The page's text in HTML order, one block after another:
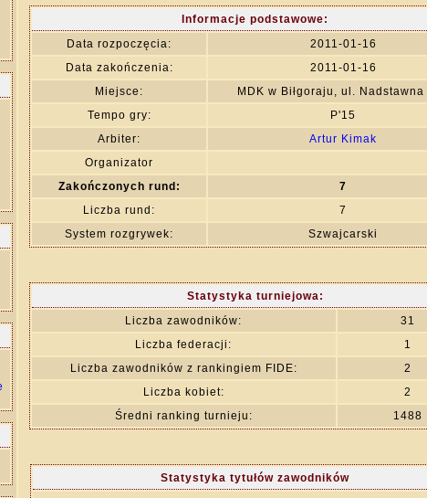
Informacje podstawowe:
Data rozpoczęcia:
2011-01-16
Data zakończenia:
2011-01-16
Miejsce:
MDK w Biłgoraju, ul. Nadstawna
Tempo gry:
P'15
Arbiter:
Artur Kimak
Organizator
Zakończonych rund:
7
Liczba rund:
7
System rozgrywek:
Szwajcarski
Statystyka turniejowa:
Liczba zawodników:
31
Liczba federacji:
1
Liczba zawodników z rankingiem FIDE:
2
Liczba kobiet:
2
Średni ranking turnieju:
1488
Statystyka tytułów zawodników